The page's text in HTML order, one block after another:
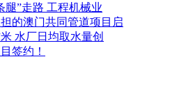
腿”走路 工程机械业
的澳门共同管道项目启
水厂日均取水量创
签约！